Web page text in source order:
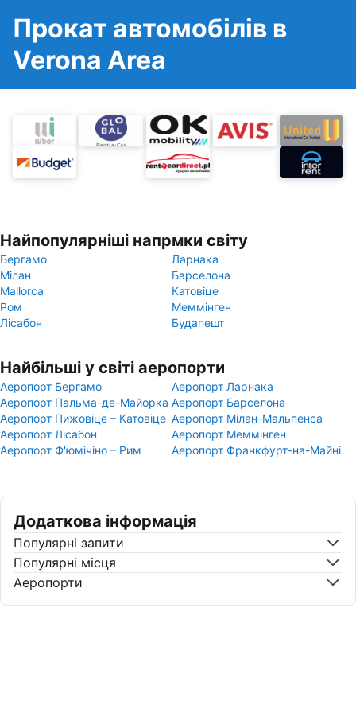
Прокат автомобілів в
Verona Area
Найпопулярніші напрмки світу
Бергамо
Ларнака
Мілан
Барселона
Mallorca
Катовіце
Ром
Меммінген
Лісабон
Будапешт
Найбільші у світі аеропорти
Аеропорт Бергамо
Аеропорт Ларнака
Аеропорт Пальма-де-Майорка Аеропорт Барселона
Аеропорт Пижовіце – Катовіце Аеропорт Мілан-Мальпенса
Аеропорт Лісабон
Аеропорт Меммінген
Аеропорт Ф'юмічіно – Рим
Аеропорт Франкфурт-на-Майні
Додаткова інформація
Популярні запити
Популярні місця
Аеропорти